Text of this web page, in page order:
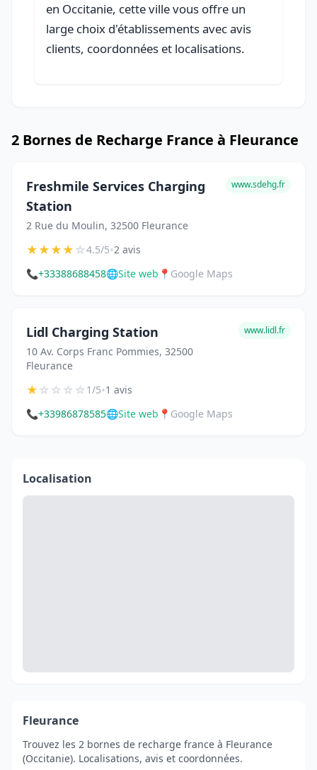
en Occitanie, cette ville vous offre un
large choix d'établissements avec avis
clients, coordonnées et localisations.
2 Bornes de Recharge France à Fleurance
Freshmile Services Charging
Station
2 Rue du Moulin, 32500 Fleurance
www.sdehg.fr
★★★★☆4.5/5•2 avis
📞+33388688458🌐Site web 📍 Google Maps
Lidl Charging Station
10 Av. Corps Franc Pommies, 32500
Fleurance
www.lidl.fr
★☆☆☆☆1/5•1 avis
📞+33986878585🌐Site web 📍 Google Maps
Localisation
Fleurance
Trouvez les 2 bornes de recharge france à Fleurance
(Occitanie). Localisations, avis et coordonnées.